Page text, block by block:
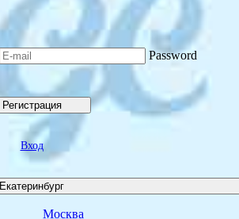
Password
Регистрация
Вход
Екатеринбург
Москва